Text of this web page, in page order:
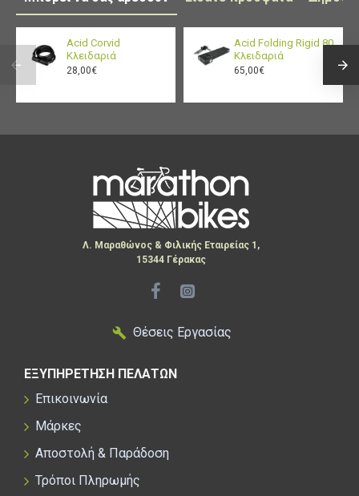
Acid Corvid
Κλειδαριά
28,00€
Acid Folding Rigid 80
Κλειδαριά
65,00€
Λ. Μαραθώνος & Φιλικής Εταιρείας 1,
15344 Γέρακας
Θέσεις Εργασίας
ΕΞΥΠΗΡΕΤΗΣΗ ΠΕΛΑΤΩΝ
Επικοινωνία
Μάρκες
Αποστολή & Παράδοση
Τρόποι Πληρωμής